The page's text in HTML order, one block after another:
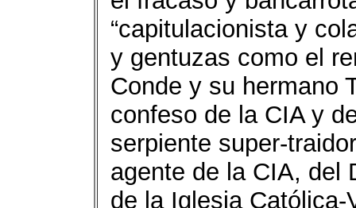
“capitulacionista y
y gentuzas como el
Conde y su hermano
confeso de la CIA y
serpiente super-
agente de la CIA, del
de la Iglesia